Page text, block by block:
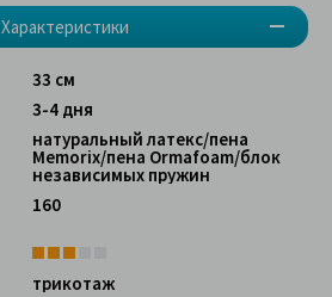
Характеристики
33 см
3-4 дня
натуральный латекс/пена
Memorix/пена Ormafoam/блок
независимых пружин
160
трикотаж